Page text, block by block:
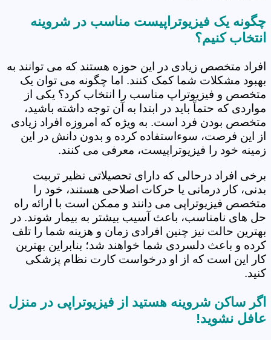
چگونه یک فیزیوتراپیست مناسب در شروینه
انتخاب کنیم؟
افراد متخصص زیادی در این حوزه هستند که می توانند به
بهبود مشکلات شما کمک کنند. اما چگونه می توان یک
متخصص و فیزیوتراپ مناسب را انتخاب کرد؟ یکی از
مواردی که حتماً باید در ابتدا به آن توجه داشته باشید،
متخصص بودن فرد است. به ویژه که امروزه افراد زیادی
از این فرصت، سوءاستفاده کرده و بدون دانش در این
زمینه خود را فیزیوتراپیست، معرفی می کنند.
برخی افراد درحالی که دارای تحصیلاتی نظیر تربیت
بدنی، کار درمانی یا حرکات اصلاحی هستند، خود را
متخصص فیزیوتراپی می دانند و ممکن است با ارائه راه
حل های نامناسب، باعث آسیب بیشتر به بیمار شوند. در
بهترین حالت نیز چنین افرادی زمان و هزینه شما را تلف
کرده و باعث دلسردی شما خواهند شد؛ بنابراین بهترین
کار این است که از او درخواست کارت نظام پزشکی
کنید.
اگر ساکن شروینه هستید از فیزیوتراپی در منزل
عافل نشوید!